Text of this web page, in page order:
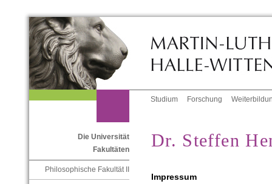
Studium Forschung
Die Universität
Fakultäten
Philosophische Fakultät II
Dr. Steffen
Impressum